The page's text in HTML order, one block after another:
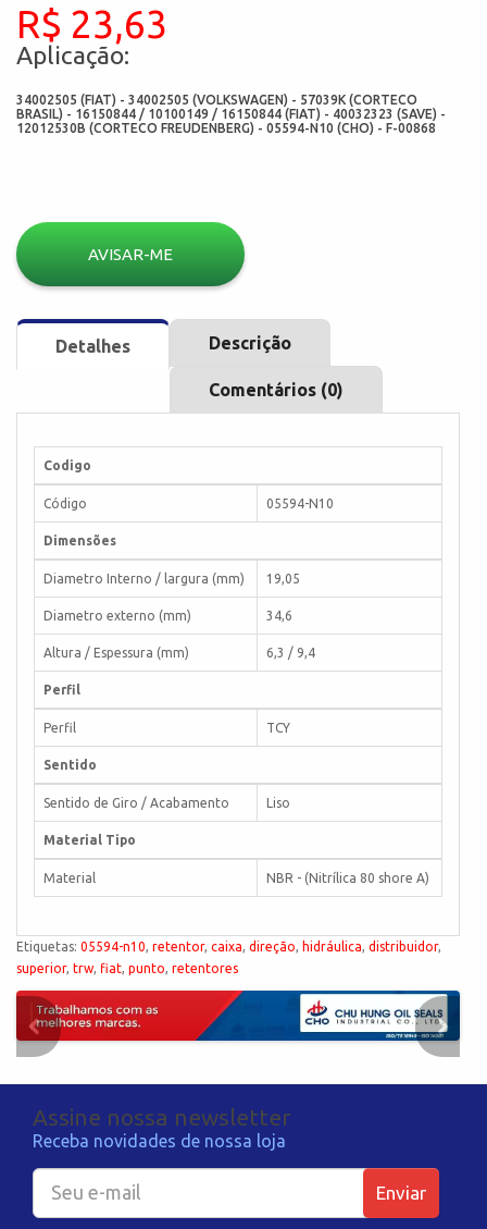
R$ 23,63
Aplicação:
34002505 (FIAT) - 34002505 (VOLKSWAGEN) - 57039K (CORTECO
BRASIL) - 16150844 / 10100149 / 16150844 (FIAT) - 40032323 (SAVE) -
12012530B (CORTECO FREUDENBERG) - 05594-N10 (CHO) - F-00868
AVISAR-ME
Detalhes Descrição
Comentários (0)
Codigo
Código 05594-N10
Dimensões
Diametro Interno / largura (mm) 19,05
Diametro externo (mm) 34,6
Altura / Espessura (mm) 6,3 / 9,4
Perfil
Perfil TCY
Sentido
Sentido de Giro / Acabamento Liso
Material Tipo
Material NBR - (Nitrílica 80 shore A)
Etiquetas: 05594-n10, retentor, caixa, direção, hidráulica, distribuidor,
superior, trw, fiat, punto, retentores
Assine nossa newsletter
Receba novidades de nossa loja
Enviar